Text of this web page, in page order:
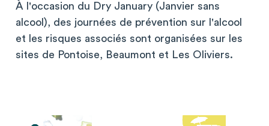
À l'occasion du Dry January (Janvier sans
alcool), des journées de prévention sur l'alcool
et les risques associés sont organisées sur les
sites de Pontoise, Beaumont et Les Oliviers.